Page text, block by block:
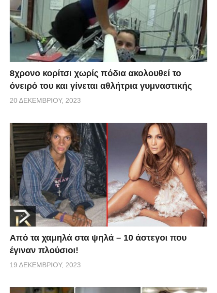
8χρονο κορίτσι χωρίς πόδια ακολουθεί το
όνειρό του και γίνεται αθλήτρια γυμναστικής
20 ΔΕΚΕΜΒΡΊΟΥ, 2023
Από τα χαμηλά στα ψηλά – 10 άστεγοι που
έγιναν πλούσιοι!
19 ΔΕΚΕΜΒΡΊΟΥ, 2023